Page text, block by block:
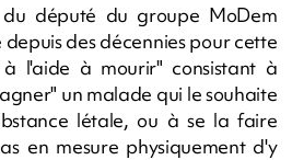
député du groupe MoDem
des décennies pour cette
l'aide à mourir" consistant à
un malade qui le souhaite
létale, ou à se la faire
en mesure physiquement d'y